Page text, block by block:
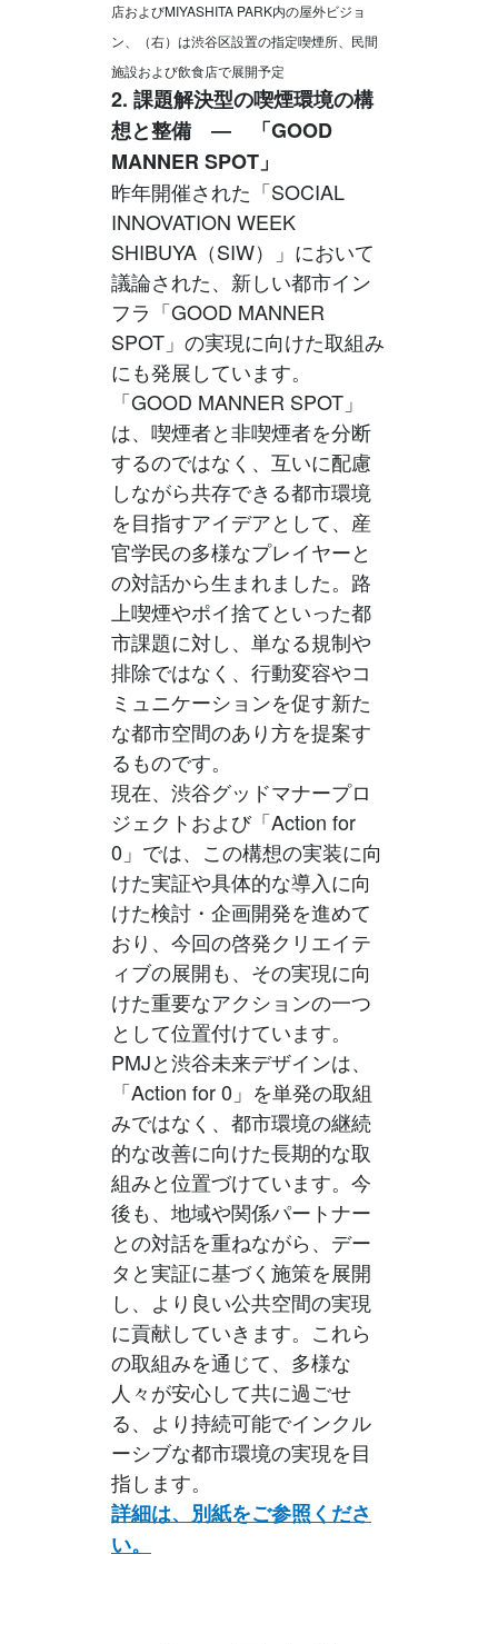
店およびMIYASHITA PARK内の屋外ビジョ
ン、（右）は渋谷区設置の指定喫煙所、民間
施設および飲食店で展開予定
2. 課題解決型の喫煙環境の構
想と整備 ― 「GOOD
MANNER SPOT」
昨年開催された「SOCIAL
INNOVATION WEEK
SHIBUYA（SIW）」において
議論された、新しい都市イン
フラ「GOOD MANNER
SPOT」の実現に向けた取組み
にも発展しています。
「GOOD MANNER SPOT」
は、喫煙者と非喫煙者を分断
するのではなく、互いに配慮
しながら共存できる都市環境
を目指すアイデアとして、産
官学民の多様なプレイヤーと
の対話から生まれました。路
上喫煙やポイ捨てといった都
市課題に対し、単なる規制や
排除ではなく、行動変容やコ
ミュニケーションを促す新た
な都市空間のあり方を提案す
るものです。
現在、渋谷グッドマナープロ
ジェクトおよび「Action for
0」では、この構想の実装に向
けた実証や具体的な導入に向
けた検討・企画開発を進めて
おり、今回の啓発クリエイテ
ィブの展開も、その実現に向
けた重要なアクションの一つ
として位置付けています。
PMJと渋谷未来デザインは、
「Action for 0」を単発の取組
みではなく、都市環境の継続
的な改善に向けた長期的な取
組みと位置づけています。今
後も、地域や関係パートナー
との対話を重ねながら、デー
タと実証に基づく施策を展開
し、より良い公共空間の実現
に貢献していきます。これら
の取組みを通じて、多様な
人々が安心して共に過ごせ
る、より持続可能でインクル
ーシブな都市環境の実現を目
指します。
詳細は、別紙をご参照くださ
い。